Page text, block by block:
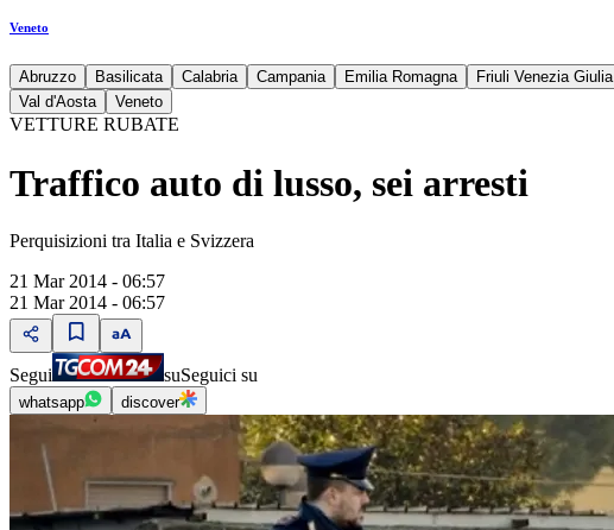
Veneto
Abruzzo Basilicata Calabria Campania Emilia Romagna Friuli Venezia Giulia
Val d'Aosta
Veneto
VETTURE RUBATE
Traffico auto di lusso, sei arresti
Perquisizioni tra Italia e Svizzera
21 Mar 2014 - 06:57
21 Mar 2014 - 06:57
Segui suSeguici su
whatsapp discover